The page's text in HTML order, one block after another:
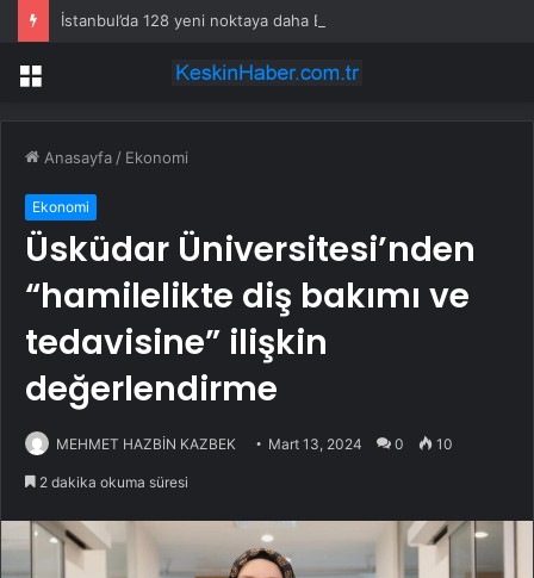
İstanbul’da 128 yeni noktaya daha EDS geliyor
Menü
Anasayfa / Ekonomi
Ekonomi
Üsküdar Üniversitesi’nden
“hamilelikte diş bakımı ve
tedavisine” ilişkin
değerlendirme
MEHMET HAZBİN KAZBEK Mart 13, 2024 0 10
2 dakika okuma süresi